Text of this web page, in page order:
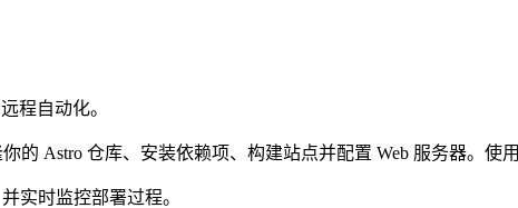
程自动化。
的 Astro 仓库、安装依赖项、构建站点并配置 Web 服务器。使用
实时监控部署过程。